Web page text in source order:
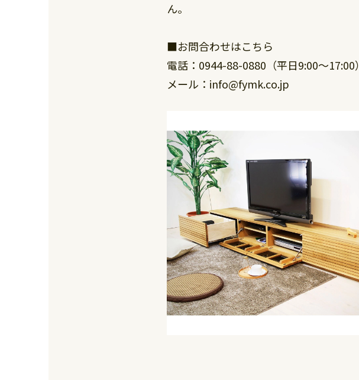
ん。
■お問合わせはこちら
電話：0944-88-0880（平日9:00～17:00）
メール：info@fymk.co.jp